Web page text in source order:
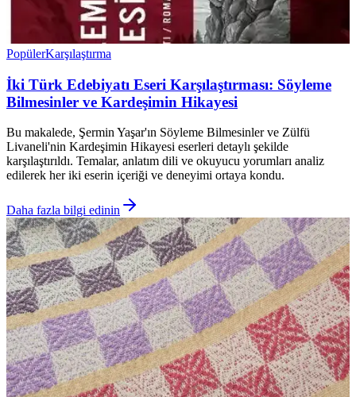
PopülerKarşılaştırma
İki Türk Edebiyatı Eseri Karşılaştırması: Söyleme
Bilmesinler ve Kardeşimin Hikayesi
Bu makalede, Şermin Yaşar'ın Söyleme Bilmesinler ve Zülfü
Livaneli'nin Kardeşimin Hikayesi eserleri detaylı şekilde
karşılaştırıldı. Temalar, anlatım dili ve okuyucu yorumları analiz
edilerek her iki eserin içeriği ve deneyimi ortaya kondu.
Daha fazla bilgi edinin